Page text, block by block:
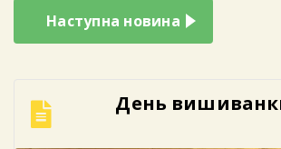
Наступна новина
День